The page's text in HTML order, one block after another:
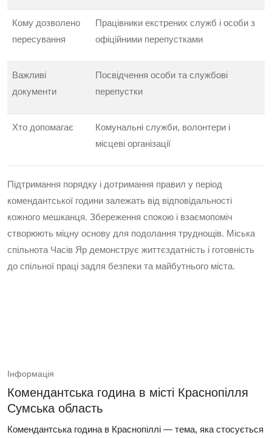
Кому дозволено
пересування
Працівники екстрених служб і особи з
офіційними перепустками
Важливі
документи
Посвідчення особи та службові
перепустки
Хто допомагає
Комунальні служби, волонтери і
місцеві організації
Підтримання порядку і дотримання правил у період
комендантської години залежать від відповідальності
кожного мешканця. Збереження спокою і взаємопоміч
створюють міцну основу для подолання труднощів. Міська
спільнота Часів Яр демонструє життєздатність і готовність
до спільної праці задля безпеки та майбутнього міста.
Інформація
Комендантська година в місті Краснопілля
Сумська область
Комендантська година в Краснопіллі — тема, яка стосується